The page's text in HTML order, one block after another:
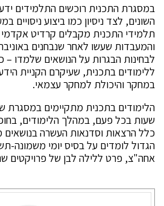
במסגרת התכנית רוכשים התלמידים
השונים, לצד ניסיון כמו ביצוע
תלמידי התכנית מקבלים קרדיט
והמעבדות שעשו לאחר שנבחנים
לבחינות הבגרות על הנושאים שלמדו –
ללימודים בתכנית, שעיקרם הקניית
במחקר והיכולת למחקר עצמאי.
הלימודים בתכנית מתקיימים
שעות בכל פעם, במהלך הלימודים,
כלל הרצאות וסדנאות העשרה בנושאים
הגדול לומדים על בסיס יומי
אחה"צ, פרט ללילה לבן של פרויקטים